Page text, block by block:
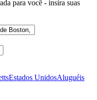
para você - insira suas
Estados UnidosAluguéis